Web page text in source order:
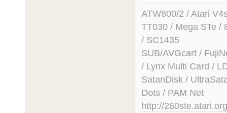
ATW800/2 / Atari
TT030 / Mega STe /
/ SC1435
SUB/AVGcart /
/ Lynx Multi Card /
SatanDisk /
Dots / PAM Net
http://260ste.atari.org